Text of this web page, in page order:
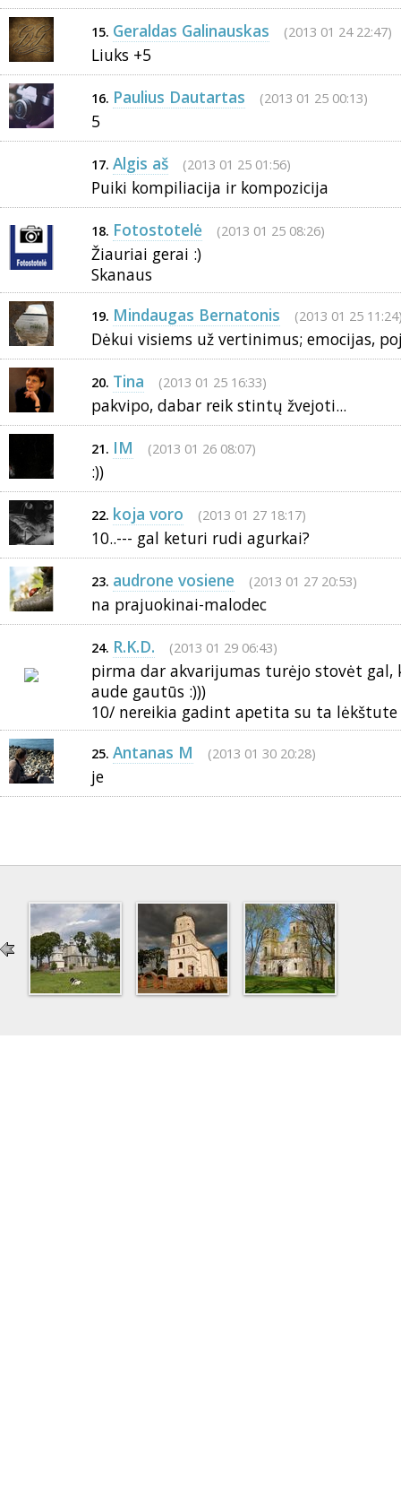
15. Geraldas Galinauskas (2013 01 24 22:47)
Liuks +5
16. Paulius Dautartas (2013 01 25 00:13)
5
17. Algis aš (2013 01 25 01:56)
Puiki kompiliacija ir kompozicija
18. Fotostotelė (2013 01 25 08:26)
Žiauriai gerai :)
Skanaus
19. Mindaugas Bernatonis (2013 01 25
Dėkui visiems už vertinimus; emocijas,
20. Tina (2013 01 25 16:33)
pakvipo, dabar reik stintų žvejoti...
21. IM (2013 01 26 08:07)
:))
22. koja voro (2013 01 27 18:17)
10..--- gal keturi rudi agurkai?
23. audrone vosiene (2013 01 27 20:53)
na prajuokinai-malodec
24. R.K.D. (2013 01 29 06:43)
pirma dar akvarijumas turėjo stovėt gal,
aude gautūs :)))
10/ nereikia gadint apetita su ta
25. Antanas M (2013 01 30 20:28)
je